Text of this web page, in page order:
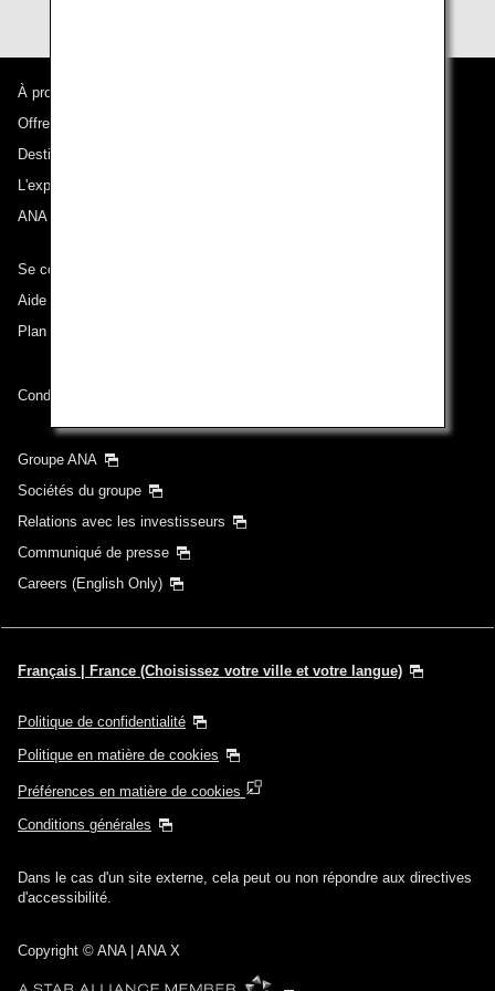
À propos d'ANA
Offres et annonces
Destinations desservies
L'expérience ANA
ANA Mileage Club
Se connecter à ANA
Aide technique (Accessibilité)
Plan du site
Conditions de transport
Groupe ANA
Sociétés du groupe
Relations avec les investisseurs
Communiqué de presse
Careers (English Only)
Français | France (Choisissez votre ville et votre langue)
Politique de confidentialité
Politique en matière de cookies
Préférences en matière de cookies
Conditions générales
Dans le cas d'un site externe, cela peut ou non répondre aux directives
d'accessibilité.
Copyright © ANA | ANA X